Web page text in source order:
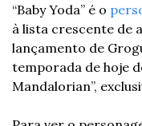
“Baby Yoda” é o
à lista crescente de
lançamento de
temporada de hoje
Mandalorian”,